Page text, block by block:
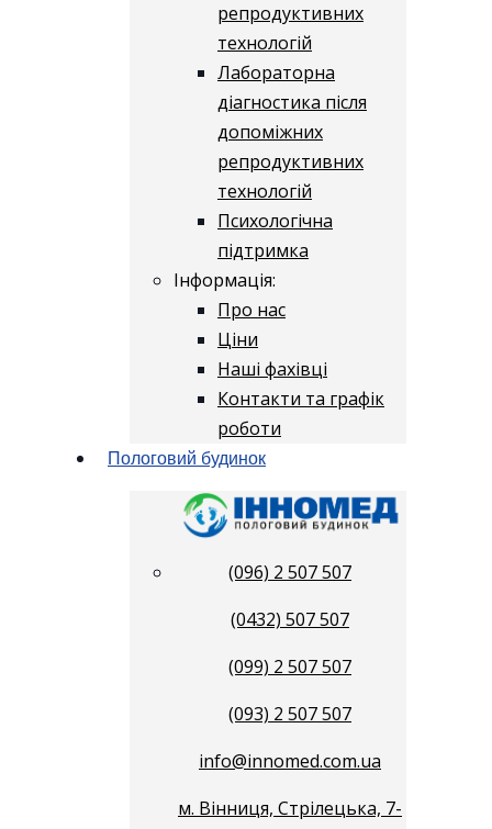
репродуктивних
технологій
​​Лабораторна
діагностика після
допоміжних
репродуктивних
технологій
​​Психологічна
підтримка
Інформація:
Про нас
Ціни
Наші фахівці
Контакти та графік
роботи
Пологовий будинок
(096) 2 507 507
(0432) 507 507
(099) 2 507 507
(093) 2 507 507
info@innomed.com.ua
м. Вінниця, Стрілецька, 7-